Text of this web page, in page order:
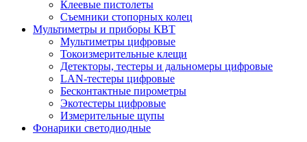
Клеевые пистолеты
Съемники стопорных колец
Мультиметры и приборы КВТ
Мультиметры цифровые
Токоизмерительные клещи
Детекторы, тестеры и дальномеры цифровые
LAN-тестеры цифровые
Бесконтактные пирометры
Экотестеры цифровые
Измерительные щупы
Фонарики светодиодные